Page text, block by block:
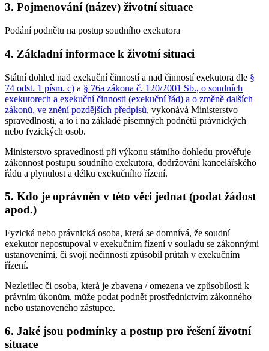
3. Pojmenování (název) životní situace
Podání podnětu na postup soudního exekutora
4. Základní informace k životní situaci
Státní dohled nad exekuční činností a nad činností exekutora dle §
74 odst. 1 písm. c) a § 76a zákona č. 120/2001 Sb., o soudních
exekutorech a exekuční činnosti (exekuční řád) a o změně dalších
zákonů, ve znění pozdějších předpisů, vykonává Ministerstvo
spravedlnosti, a to i na základě písemných podnětů právnických
nebo fyzických osob.
Ministerstvo spravedlnosti při výkonu státního dohledu prověřuje
zákonnost postupu soudního exekutora, dodržování kancelářského
řádu a plynulost a délku exekučního řízení.
5. Kdo je oprávněn v této věci jednat (podat žádost
apod.)
Fyzická nebo právnická osoba, která se domnívá, že soudní
exekutor nepostupoval v exekučním řízení v souladu se zákonnými
ustanoveními, či svojí nečinností způsobil průtah v exekučním
řízení.
Nezletilec či osoba, která je zbavena / omezena ve způsobilosti k
právním úkonům, může podat podnět prostřednictvím zákonného
nebo ustanoveného zástupce.
6. Jaké jsou podmínky a postup pro řešení životní
situace